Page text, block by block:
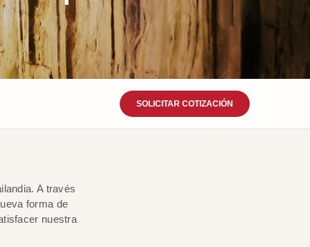
SOLICITAR COTIZACIÓN
A través
forma de
nuestra